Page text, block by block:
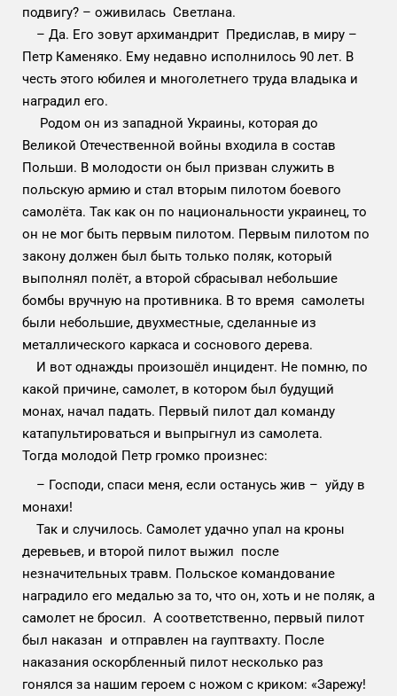
подвигу? – оживилась Светлана.
– Да. Его зовут архимандрит Предислав, в миру –
Петр Каменяко. Ему недавно исполнилось 90 лет. В
честь этого юбилея и многолетнего труда владыка и
наградил его.
Родом он из западной Украины, которая до
Великой Отечественной войны входила в состав
Польши. В молодости он был призван служить в
польскую армию и стал вторым пилотом боевого
самолёта. Так как он по национальности украинец, то
он не мог быть первым пилотом. Первым пилотом по
закону должен был быть только поляк, который
выполнял полёт, а второй сбрасывал небольшие
бомбы вручную на противника. В то время самолеты
были небольшие, двухместные, сделанные из
металлического каркаса и соснового дерева.
И вот однажды произошёл инцидент. Не помню, по
какой причине, самолет, в котором был будущий
монах, начал падать. Первый пилот дал команду
катапультироваться и выпрыгнул из самолета.
Тогда молодой Петр громко произнес:
– Господи, спаси меня, если останусь жив – уйду в
монахи!
Так и случилось. Самолет удачно упал на кроны
деревьев, и второй пилот выжил после
незначительных травм. Польское командование
наградило его медалью за то, что он, хоть и не поляк, а
самолет не бросил. А соответственно, первый пилот
был наказан и отправлен на гауптвахту. После
наказания оскорбленный пилот несколько раз
гонялся за нашим героем с ножом с криком: «Зарежу!